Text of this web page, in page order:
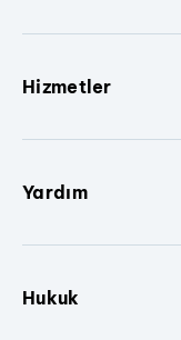
Hizmetler
Yardım
Hukuk